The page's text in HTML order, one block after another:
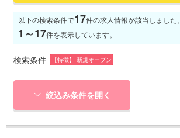
以下の検索条件で17件の求人情報が該当しました。
1～17件を表示しています。
検索条件 【特徴】 新規オープン
絞込み条件を開く